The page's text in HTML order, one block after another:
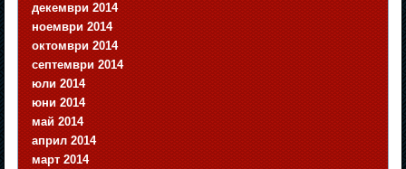
декември 2014
ноември 2014
октомври 2014
септември 2014
юли 2014
юни 2014
май 2014
април 2014
март 2014